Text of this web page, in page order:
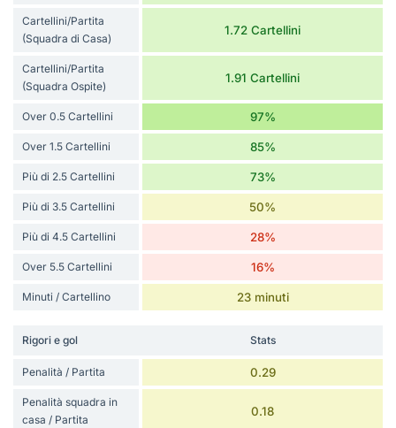
Cartellini/Partita
(Squadra di Casa)
1.72 Cartellini
Cartellini/Partita
(Squadra Ospite)
1.91 Cartellini
Over 0.5 Cartellini 97%
Over 1.5 Cartellini 85%
Più di 2.5 Cartellini 73%
Più di 3.5 Cartellini 50%
Più di 4.5 Cartellini 28%
Over 5.5 Cartellini 16%
Minuti / Cartellino 23 minuti
Rigori e gol Stats
Penalità / Partita 0.29
Penalità squadra in
casa / Partita
0.18